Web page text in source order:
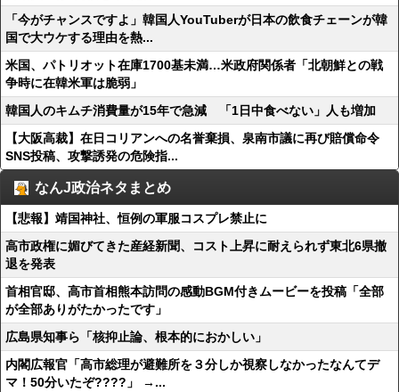
「今がチャンスですよ」韓国人YouTuberが日本の飲食チェーンが韓
国で大ウケする理由を熱...
米国、パトリオット在庫1700基未満…米政府関係者「北朝鮮との戦
争時に在韓米軍は脆弱」
韓国人のキムチ消費量が15年で急減 「1日中食べない」人も増加
【大阪高裁】在日コリアンへの名誉棄損、泉南市議に再び賠償命令
SNS投稿、攻撃誘発の危険指...
なんJ政治ネタまとめ
【悲報】靖国神社、恒例の軍服コスプレ禁止に
高市政権に媚びてきた産経新聞、コスト上昇に耐えられず東北6県撤
退を発表
首相官邸、高市首相熊本訪問の感動BGM付きムービーを投稿「全部
が全部ありがたかったです」
広島県知事ら「核抑止論、根本的におかしい」
内閣広報官「高市総理が避難所を３分しか視察しなかったなんてデ
マ！50分いたぞ????」 →...